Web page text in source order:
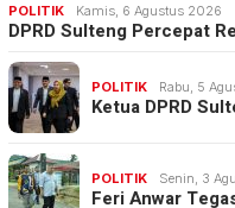
POLITIK Kamis, 6 Agustus 2026
DPRD Sulteng Percepat
POLITIK Rabu, 5
Ketua DPRD
POLITIK Senin, 3
Feri Anwar